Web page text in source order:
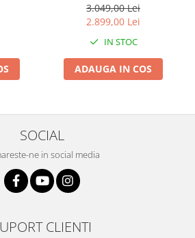
3.049,00 Lei
2.899,00 Lei
IN STOC
ADAUGA IN COS
SOCIAL
ne in social media
CLIENTI